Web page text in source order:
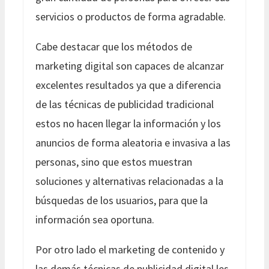
servicios o productos de forma agradable.
Cabe destacar que los métodos de
marketing digital son capaces de alcanzar
excelentes resultados ya que a diferencia
de las técnicas de publicidad tradicional
estos no hacen llegar la información y los
anuncios de forma aleatoria e invasiva a las
personas, sino que estos muestran
soluciones y alternativas relacionadas a la
búsquedas de los usuarios, para que la
información sea oportuna.
Por otro lado el marketing de contenido y